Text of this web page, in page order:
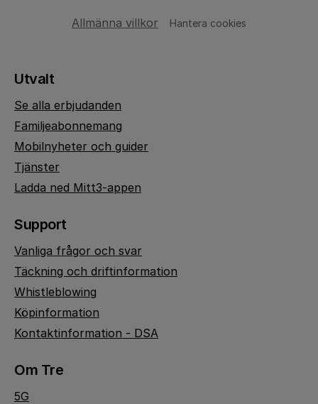
Allmänna villkor Hantera cookies
Utvalt
Se alla erbjudanden
Familjeabonnemang
Mobilnyheter och guider
Tjänster
Ladda ned Mitt3-appen
Support
Vanliga frågor och svar
Täckning och driftinformation
Whistleblowing
Köpinformation
Kontaktinformation - DSA
Om Tre
5G